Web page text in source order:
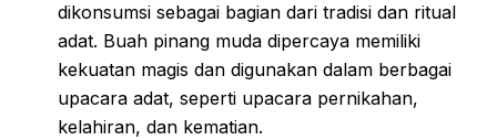
dikonsumsi sebagai bagian dari tradisi dan ritual
adat. Buah pinang muda dipercaya memiliki
kekuatan magis dan digunakan dalam berbagai
upacara adat, seperti upacara pernikahan,
kelahiran, dan kematian.